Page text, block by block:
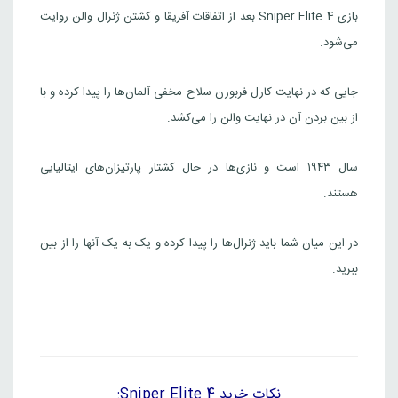
Sniper Elite 4
Steam
Sniper Elite 4 Deluxe Edition
Steam
ترکیه
6,012,000 تومان
بازی Sniper Elite 4 بعد از اتفاقات آفریقا و کشتن ژنرال والن روایت
می‌شود.
جایی که در نهایت کارل فربورن سلاح مخفی آلمان‌ها را پیدا کرده و با
از بین بردن آن در نهایت والن را می‌کشد.
سال ۱۹۴۳ است و نازی‌ها در حال کشتار پارتیزان‌های ایتالیایی
هستند.
در این میان شما باید ژنرال‌ها را پیدا کرده و یک به یک آنها را از بین
ببرید.